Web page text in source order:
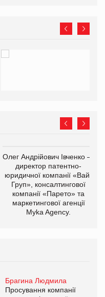
Олег Андрійович Івченко —
директор патентно-
юридичної компанії «Вайз
Груп», консалтингової
компанії «Парето» та
маркетингової агенції
Myka Agency.
Брагина Людмила
Просування компанії